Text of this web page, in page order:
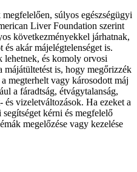
súlyos egészségügyi
Liver Foundation szerint
következményekkel járhatnak,
akár májelégtelenséget is.
lehetnek, és komoly orvosi
májátültetést is, hogy megőrizzék
megterhelt vagy károsodott máj
a fáradtság, étvágytalanság,
és vizeletváltozások. Ha ezeket a
kérni és megfelelő
megelőzése vagy kezelése